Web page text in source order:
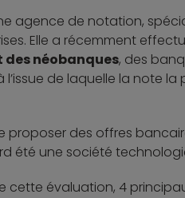
agence de notation,
Elle a récemment
néobanques, des
l’issue de laquelle la note
proposer des offres
été une société
cette évaluation, 4